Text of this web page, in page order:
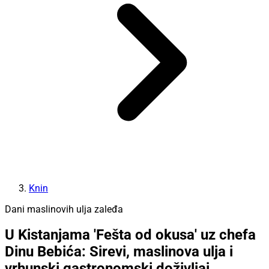
Knin
Dani maslinovih ulja zaleđa
U Kistanjama 'Fešta od okusa' uz chefa
Dinu Bebića: Sirevi, maslinova ulja i